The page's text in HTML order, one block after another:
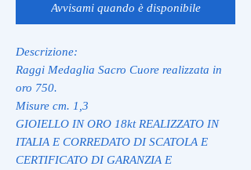
Avvisami quando è disponibile
Descrizione:
Raggi Medaglia Sacro Cuore realizzata in
oro 750.
Misure cm. 1,3
GIOIELLO IN ORO 18kt REALIZZATO IN
ITALIA E CORREDATO DI SCATOLA E
CERTIFICATO DI GARANZIA E